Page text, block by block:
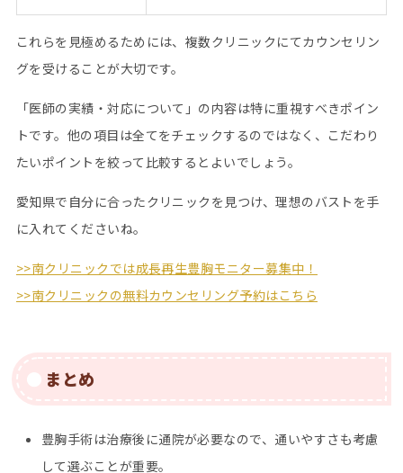
これらを見極めるためには、複数クリニックにてカウンセリン
グを受けることが大切です。
「医師の実績・対応について」の内容は特に重視すべきポイン
トです。他の項目は全てをチェックするのではなく、こだわり
たいポイントを絞って比較するとよいでしょう。
愛知県で自分に合ったクリニックを見つけ、理想のバストを手
に入れてくださいね。
>>南クリニックでは成長再生豊胸モニター募集中！
>>南クリニックの無料カウンセリング予約はこちら
まとめ
豊胸手術は治療後に通院が必要なので、通いやすさも考慮
して選ぶことが重要。